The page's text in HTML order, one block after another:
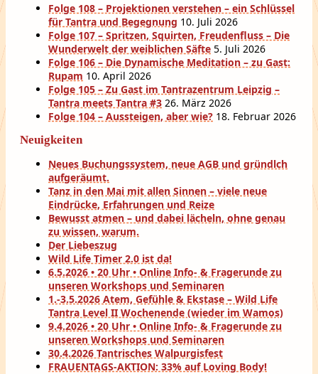
Folge 108 – Projektionen verstehen – ein Schlüssel
für Tantra und Begegnung 10. Juli 2026
Folge 107 – Spritzen, Squirten, Freudenfluss – Die
Wunderwelt der weiblichen Säfte 5. Juli 2026
Folge 106 – Die Dynamische Meditation – zu Gast:
Rupam 10. April 2026
Folge 105 – Zu Gast im Tantrazentrum Leipzig –
Tantra meets Tantra #3 26. März 2026
Folge 104 – Aussteigen, aber wie? 18. Februar 2026
Neuigkeiten
Neues Buchungssystem, neue AGB und gründlch
aufgeräumt.
Tanz in den Mai mit allen Sinnen – viele neue
Eindrücke, Erfahrungen und Reize
Bewusst atmen – und dabei lächeln, ohne genau
zu wissen, warum.
Der Liebeszug
Wild Life Timer 2.0 ist da!
6.5.2026 • 20 Uhr • Online Info- & Fragerunde zu
unseren Workshops und Seminaren
1.-3.5.2026 Atem, Gefühle & Ekstase – Wild Life
Tantra Level II Wochenende (wieder im Wamos)
9.4.2026 • 20 Uhr • Online Info- & Fragerunde zu
unseren Workshops und Seminaren
30.4.2026 Tantrisches Walpurgisfest
FRAUENTAGS-AKTION: 33% auf Loving Body!